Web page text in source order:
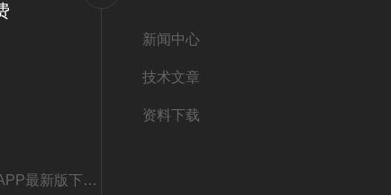
联系蜜柚APP最新版下载免费
新闻中心
技术文章
资料下载